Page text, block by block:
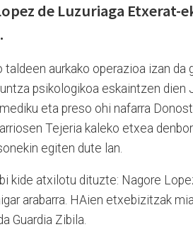
de Luzuriaga Etxerat-
aurkako operazioa izan da
psikologikoa eskaintzen dien
eta preso ohi nafarra
Tejeria kaleko etxea
egiten dute lan.
kide atxilotu dituzte: Nagore
arabarra. HAien etxebizitzak
Guardia Zibila.